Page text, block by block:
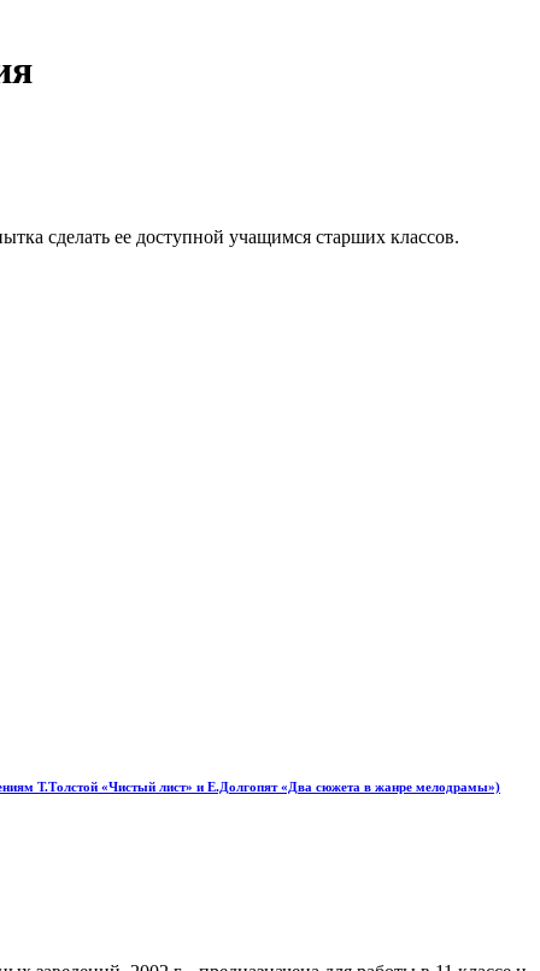
сделать ее доступной учащимся старших классов.
Т.Толстой «Чистый лист» и Е.Долгопят «Два сюжета в жанре мелодрамы»)